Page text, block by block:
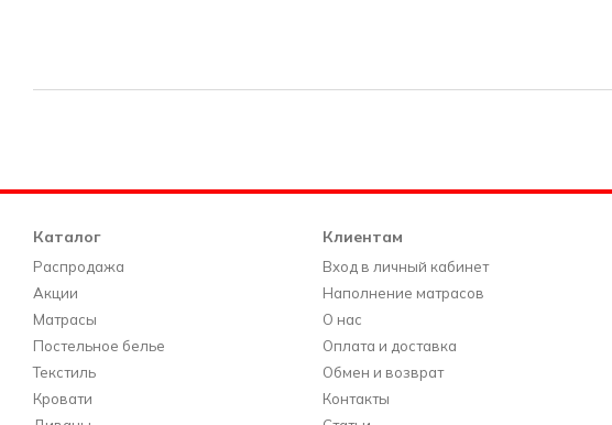
Каталог
Распродажа
Акции
Матрасы
Постельное белье
Текстиль
Кровати
Клиентам
Вход в личный кабинет
Наполнение матрасов
О нас
Оплата и доставка
Обмен и возврат
Контакты